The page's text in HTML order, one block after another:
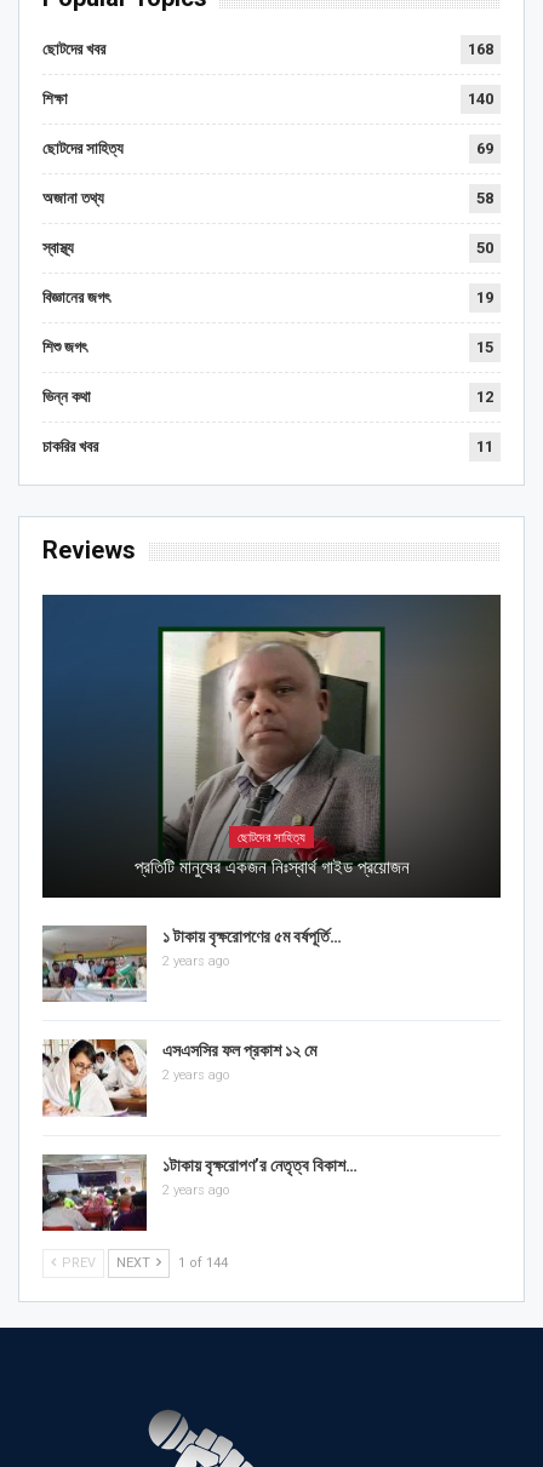
ছোটদের খবর 168
শিক্ষা 140
ছোটদের সাহিত্য 69
অজানা তথ্য 58
স্বাস্থ্য 50
বিজ্ঞানের জগৎ 19
শিশু জগৎ 15
ভিন্ন কথা 12
চাকরির খবর 11
Reviews
ছোটদের সাহিত্য
প্রতিটি মানুষের একজন নিঃস্বার্থ গাইড প্রয়োজন
১ টাকায় বৃক্ষরোপণের ৫ম বর্ষপূর্তি…
2 years ago
এসএসসির ফল প্রকাশ ১২ মে
2 years ago
১টাকায় বৃক্ষরোপণ’র নেতৃত্ব বিকাশ…
2 years ago
PREV NEXT 1 of 144